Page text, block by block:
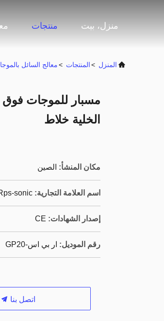
منزل، بيت منتجات
المنزل >المنتجات >معالج السائل
مسبار للموجات فوق
الخلية خلاط
مكان المنشأ: الصين
اسم العلامة التجارية: sonic
إصدار الشهادات: CE
رقم الموديل: ار بي اس-GP20
اتصل بنا